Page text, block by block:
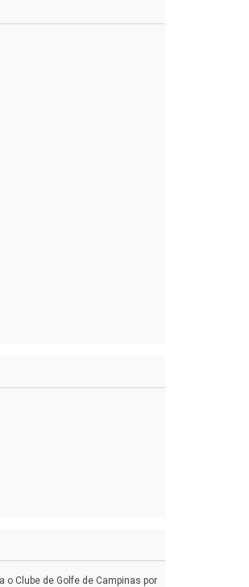
Clube de Golfe de Campinas por